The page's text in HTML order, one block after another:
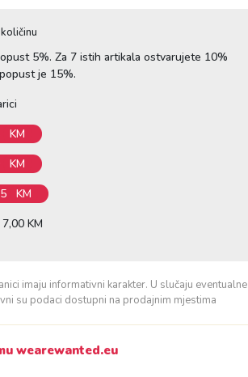
5%. Za 7 istih artikala ostvarujete 10%
je 15%.
KM
KM
KM
KM
imaju informativni karakter. U slučaju eventualne
su podaci dostupni na prodajnim mjestima
wearewanted.eu